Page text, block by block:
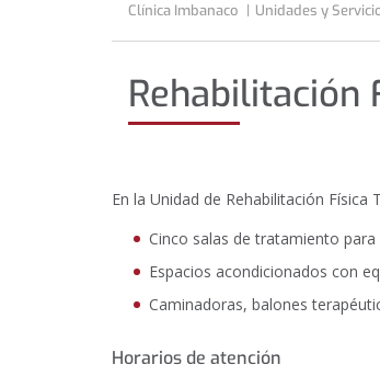
Clínica Imbanaco Unidades y
Rehabilitación
En la Unidad de Rehabilitación Física
Cinco salas de tratamiento
Espacios acondicionados con
Caminadoras, balones
Horarios de atención